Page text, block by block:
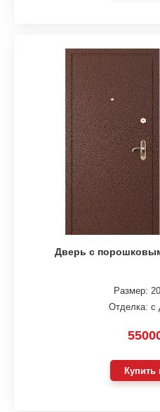
Дверь с
Размер:
Отделка: с
Купить